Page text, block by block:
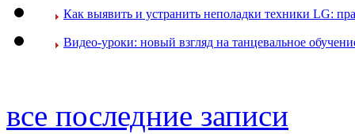
Как выявить и устранить неполадки техники LG:
Видео-уроки: новый взгляд на танцевальное
все последние записи